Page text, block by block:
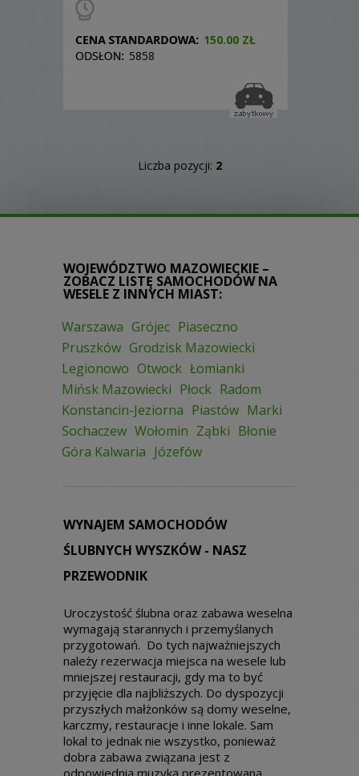
150.00 ZŁ
5858
Liczba pozycji: 2
WOJEWÓDZTWO MAZOWIECKIE –
ZOBACZ LISTĘ SAMOCHODÓW NA
WESELE Z INNYCH MIAST:
Warszawa Grójec Piaseczno
Pruszków Grodzisk Mazowiecki
Legionowo Otwock Łomianki
Mińsk Mazowiecki Płock Radom
Konstancin-Jeziorna Piastów Marki
Sochaczew Wołomin Ząbki Błonie
Góra Kalwaria Józefów
WYNAJEM SAMOCHODÓW
ŚLUBNYCH WYSZKÓW - NASZ
PRZEWODNIK
Uroczystość ślubna oraz zabawa weselna
wymagają starannych i przemyślanych
przygotowań. Do tych najważniejszych
należy rezerwacja miejsca na wesele lub
mniejszej restauracji, gdy ma to być
przyjęcie dla najbliższych. Do dyspozycji
przyszłych małżonków są domy weselne,
karczmy, restauracje i inne lokale. Sam
lokal to jednak nie wszystko, ponieważ
dobra zabawa związana jest z
odpowiednią muzyką prezentowaną